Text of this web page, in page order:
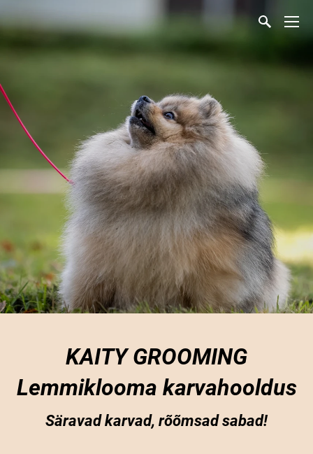
KAITY GROOMING
Lemmiklooma karvahooldus
Säravad karvad, rõõmsad sabad!